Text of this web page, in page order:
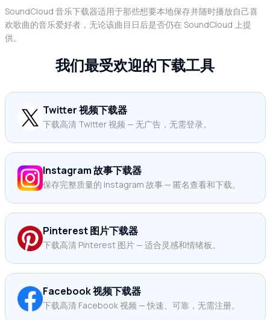
SoundCloud 音乐下载器适用于那些想要本地保存并随时播放自己喜
欢歌曲的音乐爱好者，无论该曲目日后是否仍在 SoundCloud 上提
供。
我们最受欢迎的下载工具
Twitter 视频下载器
下载高清 Twitter 视频 — 无广告，无需登录。
Instagram 故事下载器
保存完整质量的 Instagram 故事 — 匿名查看和下载。
Pinterest 图片下载器
下载高清 Pinterest 图片 — 适合灵感和情绪板。
Facebook 视频下载器
下载高清 Facebook 视频 — 快速、可靠，无需注册。